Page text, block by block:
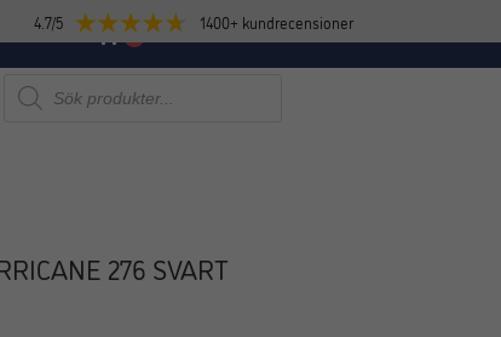
4.7/5 1400+ kundrecensioner
0
Produktsökning
276 SVART